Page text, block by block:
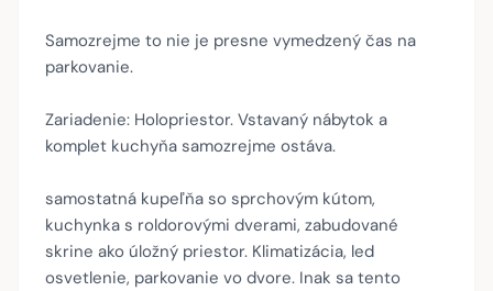
Samozrejme to nie je presne vymedzený čas na
parkovanie.
Zariadenie: Holopriestor. Vstavaný nábytok a
komplet kuchyňa samozrejme ostáva.
samostatná kupeľňa so sprchovým kútom,
kuchynka s roldorovými dverami, zabudované
skrine ako úložný priestor. Klimatizácia, led
osvetlenie, parkovanie vo dvore. Inak sa tento